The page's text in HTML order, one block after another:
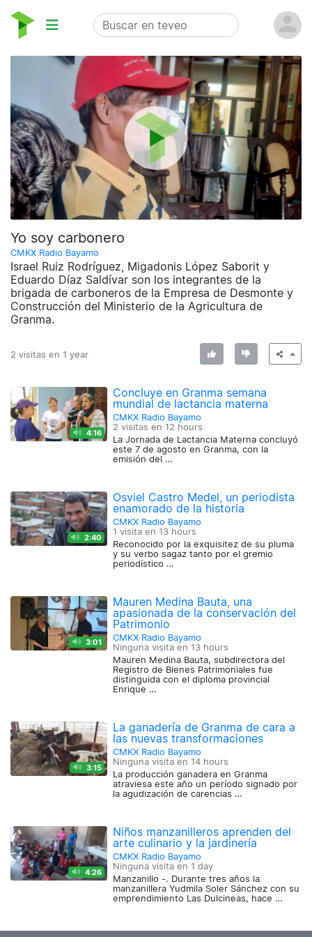
Yo soy carbonero
CMKX Radio Bayamo
Israel Ruiz Rodríguez, Migadonis López Saborit y
Eduardo Díaz Saldívar son los integrantes de la
brigada de carboneros de la Empresa de Desmonte y
Construcción del Ministerio de la Agricultura de
Granma.
2 visitas en 1 year
4:16
Concluye en Granma semana
mundial de lactancia materna
CMKX Radio Bayamo
2 visitas en 12 hours
La Jornada de Lactancia Materna concluyó
este 7 de agosto en Granma, con la
emisión del …
2:40
Osviel Castro Medel, un periodista
enamorado de la historia
CMKX Radio Bayamo
1 visita en 13 hours
Reconocido por la exquisitez de su pluma
y su verbo sagaz tanto por el gremio
periodístico …
3:01
Mauren Medina Bauta, una
apasionada de la conservación del
Patrimonio
CMKX Radio Bayamo
Ninguna visita en 13 hours
Mauren Medina Bauta, subdirectora del
Registro de Bienes Patrimoniales fue
distinguida con el diploma provincial
Enrique …
3:15
La ganadería de Granma de cara a
las nuevas transformaciones
CMKX Radio Bayamo
Ninguna visita en 14 hours
La producción ganadera en Granma
atraviesa este año un período signado por
la agudización de carencias …
4:26
Niños manzanilleros aprenden del
arte culinario y la jardinería
CMKX Radio Bayamo
Ninguna visita en 1 day
Manzanillo -. Durante tres años la
manzanillera Yudmila Soler Sánchez con su
emprendimiento Las Dulcineas, hace …